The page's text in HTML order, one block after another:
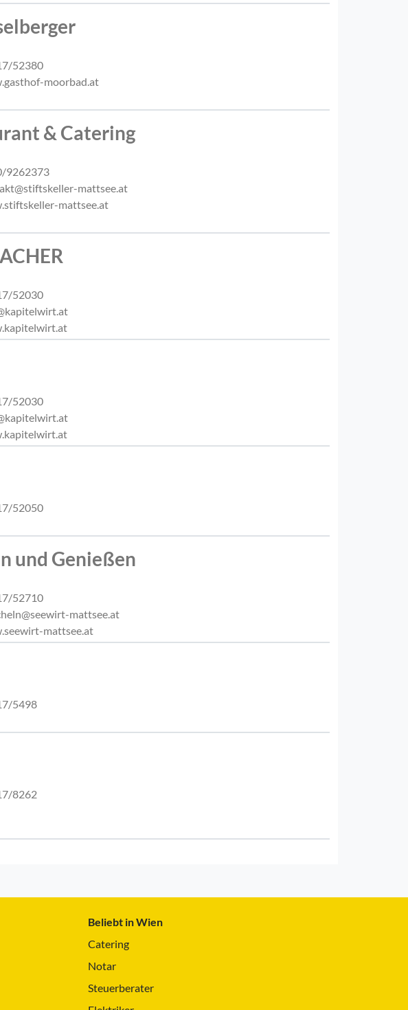
52380
moorbad.at
& Catering
9262373
mattsee.at
mattsee.at
52030
52030
52050
und Genießen
52710
mattsee.at
mattsee.at
5498
8262
Beliebt in Wien
Catering
Notar
Steuerberater